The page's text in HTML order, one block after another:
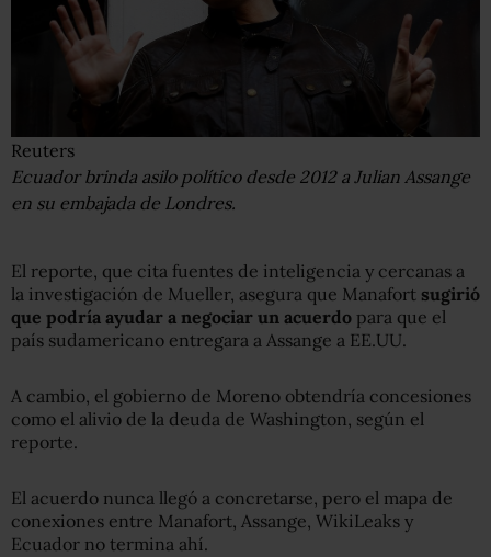
Reuters
Ecuador brinda asilo político desde 2012 a Julian Assange
en su embajada de Londres.
El reporte, que cita fuentes de inteligencia y cercanas a
la investigación de Mueller, asegura que Manafort sugirió
que podría ayudar a negociar un acuerdo para que el
país sudamericano entregara a Assange a EE.UU.
A cambio, el gobierno de Moreno obtendría concesiones
como el alivio de la deuda de Washington, según el
reporte.
El acuerdo nunca llegó a concretarse, pero el mapa de
conexiones entre Manafort, Assange, WikiLeaks y
Ecuador no termina ahí.